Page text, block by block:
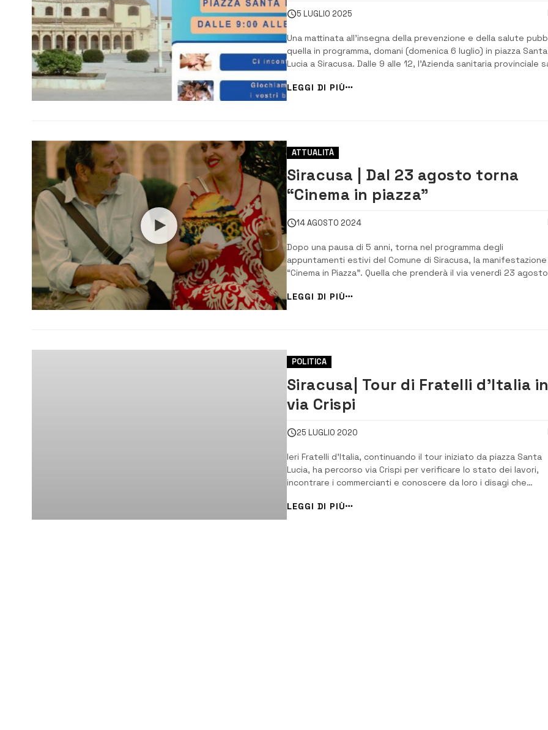
5 LUGLIO 2025
Una mattinata all’insegna della prevenzione e della salute
quella in programma, domani (domenica 6 luglio) in piazza Santa
Lucia a Siracusa. Dalle 9 alle 12, l’Azienda sanitaria provinciale
gratuiti e a iniziative di orientamento socio – sanitario, con
particolare ...
LEGGI DI PIÙ
ATTUALITÀ
Siracusa | Dal 23 agosto torna
“Cinema in piazza”
14 AGOSTO 2024
Dopo una pausa di 5 anni, torna nel programma degli
appuntamenti estivi del Comune di Siracusa, la manifestazione
“Cinema in Piazza”. Quella che prenderà il via venerdì 23
propone quattro commedie di successo capaci di
meglio del cinema italiano. Nella ...
LEGGI DI PIÙ
POLITICA
Siracusa| Tour di Fratelli d’Italia in
via Crispi
25 LUGLIO 2020
Ieri Fratelli d’Italia, continuando il tour iniziato da piazza Santa
Lucia, ha percorso via Crispi per verificare lo stato dei lavori,
incontrare i commercianti e conoscere da loro i disagi che
dei bus e la riduzione dei posti auto sul piazzale della Stazione,
mancata [&...
LEGGI DI PIÙ